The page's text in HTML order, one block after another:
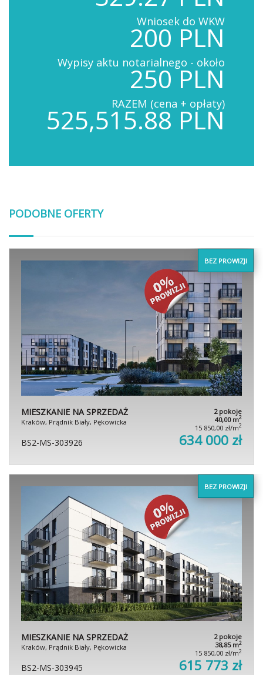
Wniosek do WKW
200 PLN
Wypisy aktu notarialnego - około
250 PLN
RAZEM (cena + opłaty)
525,515.88 PLN
PODOBNE OFERTY
BEZ PROWIZJI
MIESZKANIE NA SPRZEDAŻ
Kraków, Prądnik Biały, Pękowicka
2 pokoje
40,00 m2
15 850,00 zł/m2
BS2-MS-303926 634 000 zł
BEZ PROWIZJI
MIESZKANIE NA SPRZEDAŻ
Kraków, Prądnik Biały, Pękowicka
2 pokoje
38,85 m2
15 850,00 zł/m2
BS2-MS-303945 615 773 zł